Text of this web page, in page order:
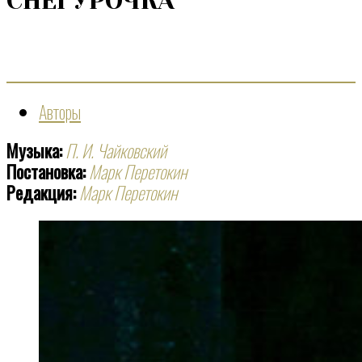
Авторы
Музыка:П. И. Чайковский
Постановка:Марк Перетокин
Редакция:Марк Перетокин